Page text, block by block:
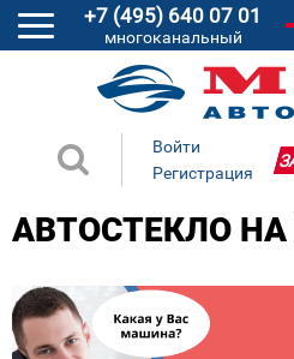
+7 (495) 640 07 01
многоканальный
Войти
Регистрация
АВТОСТЕКЛО НА